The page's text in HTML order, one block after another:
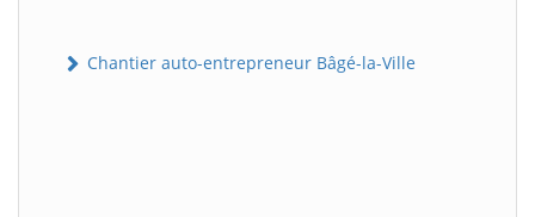
Chantier auto-entrepreneur Bâgé-la-Ville